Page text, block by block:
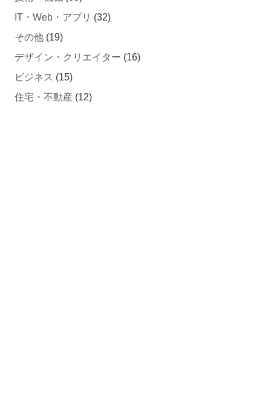
IT・Web・アプリ (32)
その他 (19)
デザイン・クリエイター (16)
ビジネス (15)
住宅・不動産 (12)